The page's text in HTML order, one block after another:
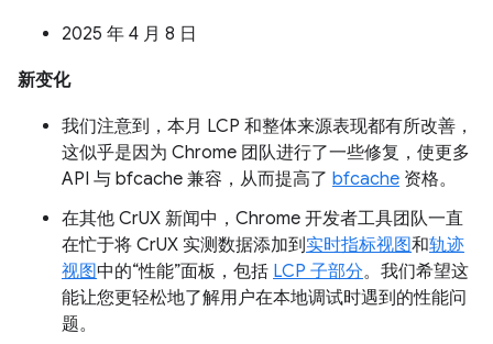
2025 年 4 月 8 日
新变化
我们注意到，本月 LCP 和整体来源表现都有所改善，
这似乎是因为 Chrome 团队进行了一些修复，使更多
API 与 bfcache 兼容，从而提高了 bfcache 资格。
在其他 CrUX 新闻中，Chrome 开发者工具团队一直
在忙于将 CrUX 实测数据添加到实时指标视图和轨迹
视图中的“性能”面板，包括 LCP 子部分。我们希望这
能让您更轻松地了解用户在本地调试时遇到的性能问
题。